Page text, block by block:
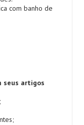
com banho de
seus artigos